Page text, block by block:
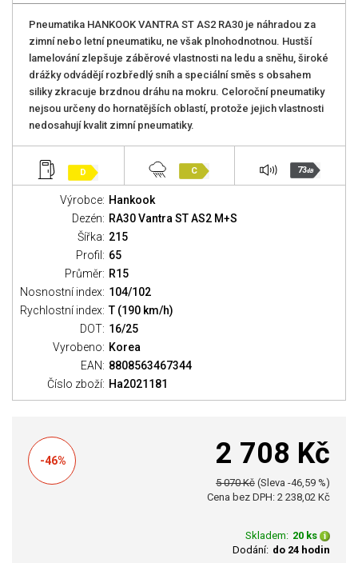
Pneumatika HANKOOK VANTRA ST AS2 RA30 je náhradou za
zimní nebo letní pneumatiku, ne však plnohodnotnou. Hustší
lamelování zlepšuje záběrové vlastnosti na ledu a sněhu, široké
drážky odvádějí rozbředlý sníh a speciální směs s obsahem
siliky zkracuje brzdnou dráhu na mokru. Celoroční pneumatiky
nejsou určeny do hornatějších oblastí, protože jejich vlastnosti
nedosahují kvalit zimní pneumatiky.
D C 73dB
Výrobce: Hankook
Dezén: RA30 Vantra ST AS2 M+S
Šířka: 215
Profil: 65
Průměr: R15
Nosnostní index: 104/102
Rychlostní index: T (190 km/h)
DOT: 16/25
Vyrobeno: Korea
EAN: 8808563467344
Číslo zboží: Ha2021181
-46% 2 708 Kč
5 070 Kč (Sleva -46,59 %)
Cena bez DPH: 2 238,02 Kč
Skladem: 20 ks
Dodání: do 24 hodin